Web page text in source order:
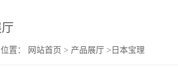
置： 网站首页 > 产品展厅 > 日本宝理